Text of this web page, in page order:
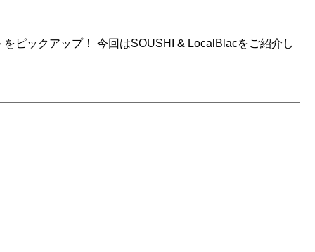
ピックアップ！ 今回はSOUSHI & LocalBlacをご紹介し